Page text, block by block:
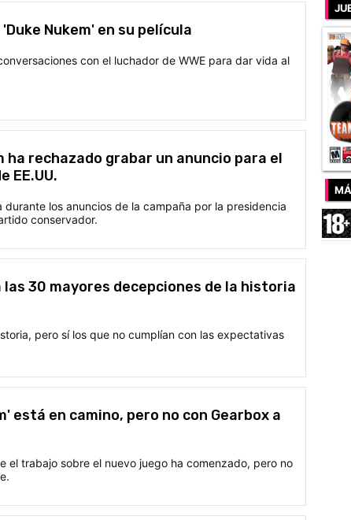
Nukem' en su película
con el luchador de WWE para dar vida al
ha rechazado grabar un anuncio para el
EE.UU.
los anuncios de la campaña por la presidencia
conservador.
las 30 mayores decepciones de la historia
pero sí los que no cumplían con las expectativas
está en camino, pero no con Gearbox a
el trabajo sobre el nuevo juego ha comenzado, pero no